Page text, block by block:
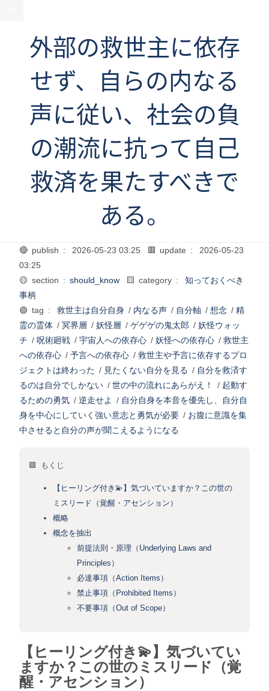
外部の救世主に依存
せず、自らの内なる
声に従い、社会の負
の潮流に抗って自己
救済を果たすべきで
ある。
🔴 publish : 2026-05-23 03:25 🟥 update :
2026-05-23
03:25
🟡 section : should_know 🟨 category :
知っておくべき
事柄
🟢 tag :
救世主は自分自身 / 内なる声 / 自分軸 / 想念 / 精
霊の霊体 / 冥界層 / 妖怪層 / ゲゲゲの鬼太郎 / 妖怪ウォッ
チ / 呪術廻戦 / 宇宙人への依存心 / 妖怪への依存心 / 救世主
への依存心 / 予言への依存心 / 救世主や予言に依存するプロ
ジェクトは終わった / 見たくない自分を見る / 自分を救済す
るのは自分でしかない / 世の中の流れにあらがえ！ / 起動す
るための勇気 / 逆走せよ / 自分自身を本音を優先し、自分自
身を中心にしていく強い意志と勇気が必要 / お腹に意識を集
中させると自分の声が聞こえるようになる
🟩 もくじ
【ヒーリング付き💫】気づいていますか？この世の
ミスリード（覚醒・アセンション）
概略
概念を抽出
前提法則・原理（Underlying Laws and
Principles）
必達事項（Action Items）
禁止事項（Prohibited Items）
不要事項（Out of Scope）
【ヒーリング付き💫】気づいてい
ますか？この世のミスリード（覚
醒・アセンション）